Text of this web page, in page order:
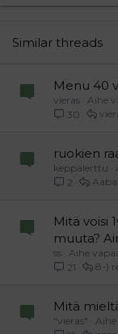
26
Similar threads
Menu 40
vieras Aihe
30
ruokien
keppälerttu
2
Mitä voisi
muuta?
ss Aihe
21
8-)
Mitä
"vieras"